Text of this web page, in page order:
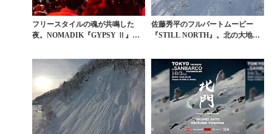
フリースタイルの魂が共鳴した
夜。NOMADIK『GYPSY Ⅱ』東
佐藤秀平のフルパートムービー
『STILL NORTH』。北の大地に